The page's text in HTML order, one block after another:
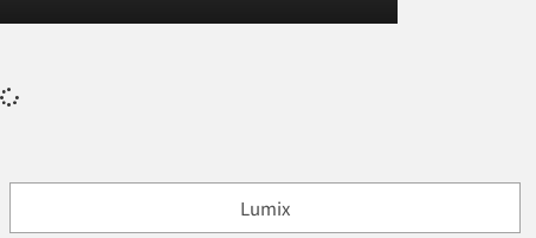
Lumix